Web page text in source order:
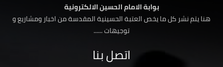
بوابة الامام الحسين الالكترونية
هنا يتم نشر كل ما يخص العتبة الحسينية المقدسة من اخبار ومشاريع و
توجيهات ......
اتصل بنا